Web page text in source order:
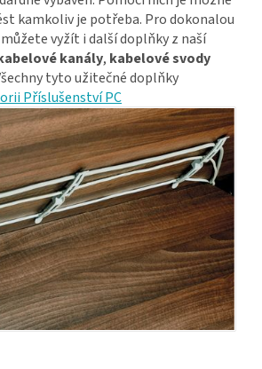
kamkoliv je potřeba. Pro dokonalou
vyžít i další doplňky z naší
kanály, kabelové svody
tyto užitečné doplňky
Příslušenství PC